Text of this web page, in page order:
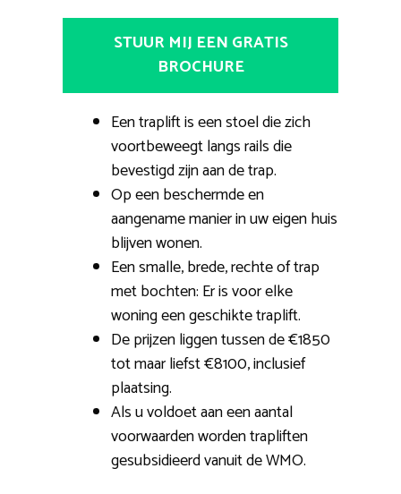
STUUR MIJ EEN GRATIS
BROCHURE
Een traplift is een stoel die zich
voortbeweegt langs rails die
bevestigd zijn aan de trap.
Op een beschermde en
aangename manier in uw eigen huis
blijven wonen.
Een smalle, brede, rechte of trap
met bochten: Er is voor elke
woning een geschikte traplift.
De prijzen liggen tussen de €1850
tot maar liefst €8100, inclusief
plaatsing.
Als u voldoet aan een aantal
voorwaarden worden trapliften
gesubsidieerd vanuit de WMO.